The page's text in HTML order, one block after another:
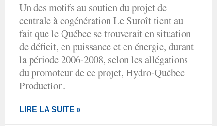
Un des motifs au soutien du projet de
centrale à cogénération Le Suroît tient au
fait que le Québec se trouverait en situation
de déficit, en puissance et en énergie, durant
la période 2006-2008, selon les allégations
du promoteur de ce projet, Hydro-Québec
Production.
LIRE LA SUITE »